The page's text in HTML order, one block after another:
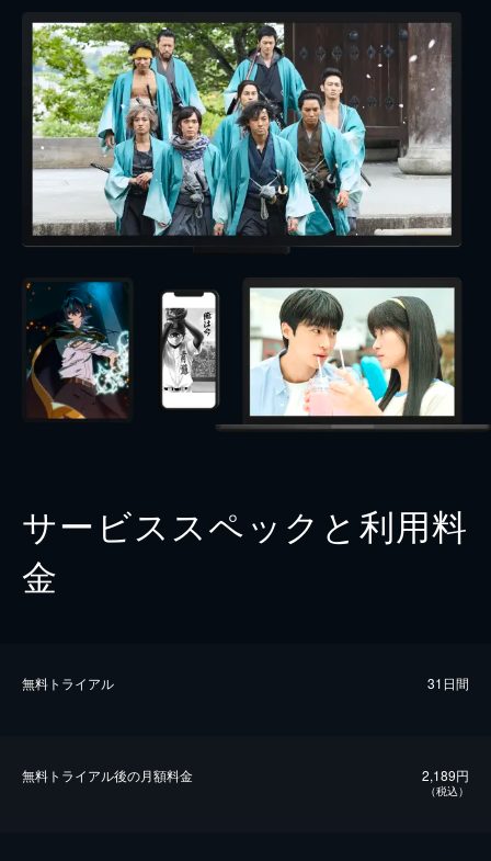
サービススペックと利用料
金
無料トライアル 31日間
無料トライアル後の⽉額料金 2,189円
（税込）